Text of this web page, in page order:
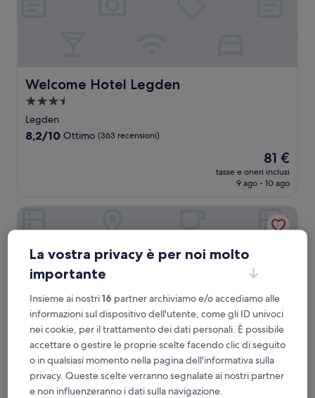
Welcome Hotel Legden
Welcome Hotel Legden
Struttura
a
3.5
Legden
8.2
8,2/10 Ottimo (363 recensioni)
Il
prezzo
attuale
81 €
81 €
tasse e oneri inclusi
9 ago - 10 ago
Posthotel Monegro
Posthotel Monegro
La vostra privacy è per noi molto
importante
Insieme ai nostri16 partner archiviamo e/o accediamo alle
informazioni sul dispositivo dell'utente, come gli ID univoci
nei cookie, per il trattamento dei dati personali. È possibile
accettare o gestire le proprie scelte facendo clic di seguito
o in qualsiasi momento nella pagina dell'informativa sulla
privacy. Queste scelte verranno segnalate ai nostri partner
e non influenzeranno i dati sulla navigazione.